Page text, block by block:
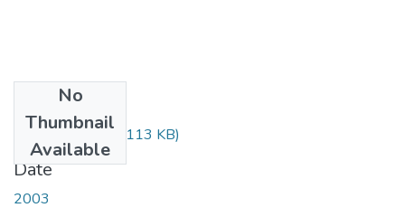
No
Thumbnail
Available
UJPO_2003.doc (113 KB)
Date
2003